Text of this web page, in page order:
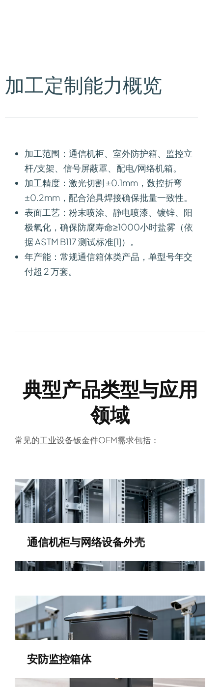
加工定制能力概览
加工范围 ：通信机柜、室外防护箱、监控立
杆/支架、信号屏蔽罩、配电/网络机箱。
加工精度 ：激光切割 ±0.1mm，数控折弯
±0.2mm，配合治具焊接确保批量一致性。
表面工艺 ：粉末喷涂、静电喷漆、镀锌、阳
极氧化，确保防腐寿命≥1000小时盐雾（依
据 ASTM B117 测试标准[1]）。
年产能 ：常规通信箱体类产品，单型号年交
付超 2 万套。
典型产品类型与应用
领域
常见的工业设备钣金件OEM需求包括：
通信机柜与网络设备外壳
安防监控箱体